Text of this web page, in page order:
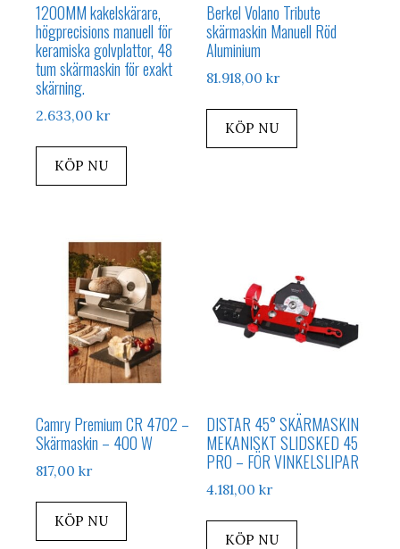
1200MM kakelskärare,
högprecisions manuell för
keramiska golvplattor, 48
tum skärmaskin för exakt
skärning.
2.633,00 kr
KÖP NU
Berkel Volano Tribute
skärmaskin Manuell Röd
Aluminium
81.918,00kr
KÖP NU
Camry Premium CR 4702 –
Skärmaskin – 400 W
817,00 kr
KÖP NU
DISTAR 45° SKÄRMASKIN
MEKANISKT SLIDSKED 45
PRO – FÖR VINKELSLIPAR
4.181,00kr
KÖP NU